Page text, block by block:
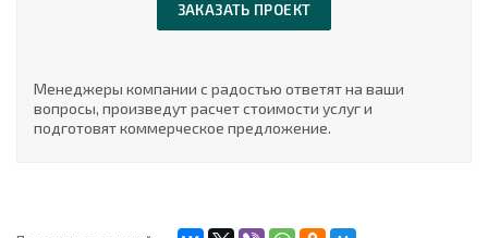
ЗАКАЗАТЬ ПРОЕКТ
Менеджеры компании с радостью ответят на ваши
вопросы, произведут расчет стоимости услуг и
подготовят коммерческое предложение.